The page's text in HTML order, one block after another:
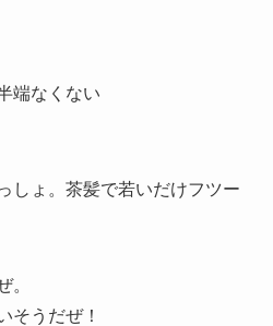
端なくない
しょ。茶髪で若いだけフツー
。
そうだぜ！